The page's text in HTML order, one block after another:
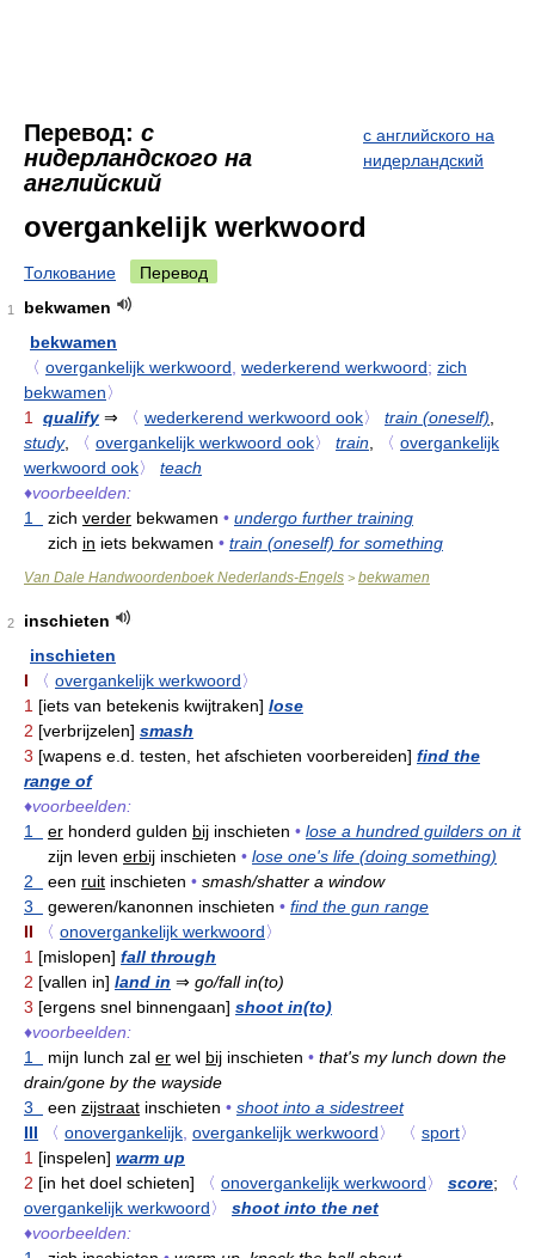
Перевод: с
нидерландского на
английский
с английского на
нидерландский
overgankelijk werkwoord
Толкование Перевод
1
bekwamen
bekwamen
〈 overgankelijk werkwoord wederkerend werkwoord; zich
bekwamen〉
1
qualify⇒ 〈 wederkerend werkwoord ook〉 train (oneself)
study, 〈 overgankelijk werkwoord ook〉 train 〈 overgankelijk
werkwoord ook〉
teach
♦voorbeelden:
1
zich verder bekwamen • undergo further training
zich in iets bekwamen • train (oneself) for something
Van Dale Handwoordenboek Nederlands-Engels > bekwamen
2
inschieten
inschieten
I
〈 overgankelijk werkwoord〉
1 [iets van betekenis kwijtraken] lose
2 [verbrijzelen] smash
3 [wapens e.d. testen, het afschieten voorbereiden] find the
range of
♦voorbeelden:
1
er honderd gulden bij inschieten • lose a hundred guilders on it
zijn leven erbij inschieten • lose one's life (doing something)
2
een ruit inschieten • smash/shatter a window
3
geweren/kanonnen inschieten • find the gun range
II
〈 onovergankelijk werkwoord〉
1 [mislopen] fall through
2 [vallen in] land in ⇒ go/fall in(to)
3 [ergens snel binnengaan] shoot in(to)
♦voorbeelden:
1
mijn lunch zal er wel bij inschieten • that's my lunch down the
drain/gone by the wayside
3
een zijstraat inschieten • shoot into a sidestreet
III
〈 onovergankelijk overgankelijk werkwoord〉 〈 sport〉
1 [inspelen] warm up
2 [in het doel schieten] 〈 onovergankelijk werkwoord〉 score;
〈
overgankelijk werkwoord〉
shoot into the net
♦voorbeelden: